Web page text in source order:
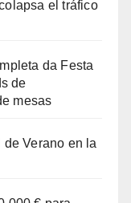
el tráfico
da Festa
de
mesas
de Verano en la